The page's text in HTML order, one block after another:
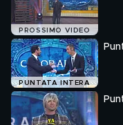
PROSSIMO VIDEO
PUNTATA INTERA